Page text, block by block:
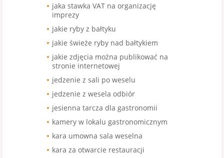
jaka stawka VAT na organizację
imprezy
jakie ryby z bałtyku
jakie świeże ryby nad bałtykiem
jakie zdjęcia można publikować na
stronie internetowej
jedzenie z sali po weselu
jedzenie z wesela odbiór
jesienna tarcza dla gastronomii
kamery w lokalu gastronomicznym
kara umowna sala weselna
kara za otwarcie restauracji